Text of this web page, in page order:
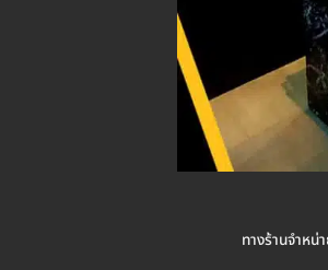
ทางร้านจำหน่